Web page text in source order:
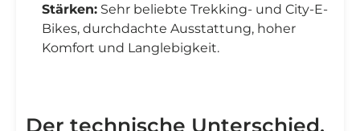
Stärken: Sehr beliebte Trekking- und City-E-
Bikes, durchdachte Ausstattung, hoher
Komfort und Langlebigkeit.
Der technische Unterschied,